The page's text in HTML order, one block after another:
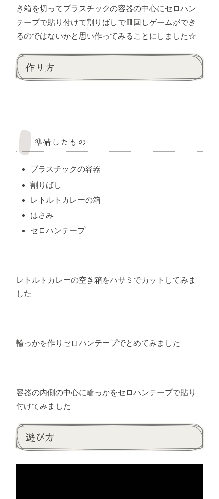
き箱を切ってプラスチックの容器の中心にセロハン
テープで貼り付けて割りばしで皿回しゲームができ
るのではないかと思い作ってみることにしました☆
作り方
準備したもの
プラスチックの容器
割りばし
レトルトカレーの箱
はさみ
セロハンテープ
レトルトカレーの空き箱をハサミでカットしてみま
した
輪っかを作りセロハンテープでとめてみました
容器の内側の中心に輪っかをセロハンテープで貼り
付けてみました
遊び方